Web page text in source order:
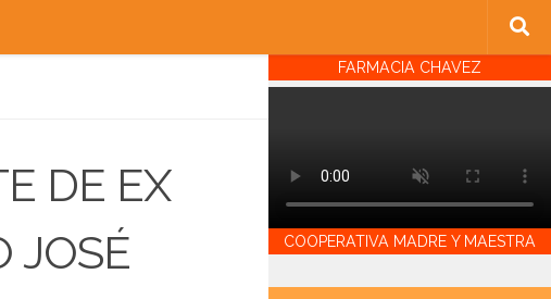
DE EX
JOSÉ
FARMACIA CHAVEZ
COOPERATIVA MADRE Y MAESTRA